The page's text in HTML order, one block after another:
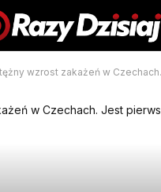
wzrost zakażeń w Czechach. Jest pierwszy